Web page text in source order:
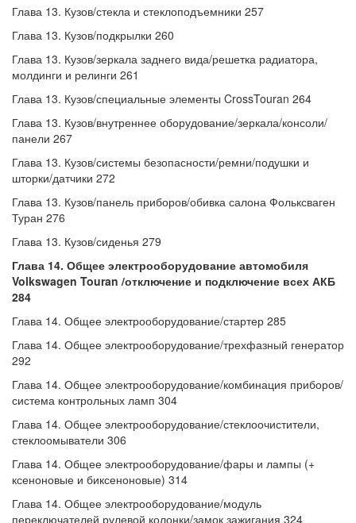
Глава 13. Кузов/стекла и стеклоподъемники 257
Глава 13. Кузов/подкрылки 260
Глава 13. Кузов/зеркала заднего вида/решетка радиатора,
молдинги и релинги 261
Глава 13. Кузов/специальные элементы CrossTouran 264
Глава 13. Кузов/внутреннее оборудование/зеркала/консоли/
панели 267
Глава 13. Кузов/системы безопасности/ремни/подушки и
шторки/датчики 272
Глава 13. Кузов/панель приборов/обивка салона Фольксваген
Туран 276
Глава 13. Кузов/сиденья 279
Глава 14. Общее электрооборудование автомобиля
Volkswagen Touran /отключение и подключение всех АКБ
284
Глава 14. Общее электрооборудование/стартер 285
Глава 14. Общее электрооборудование/трехфазный генератор
292
Глава 14. Общее электрооборудование/комбинация приборов/
система контрольных ламп 304
Глава 14. Общее электрооборудование/стеклоочистители,
стеклоомыватели 306
Глава 14. Общее электрооборудование/фары и лампы (+
ксеноновые и биксеноновые) 314
Глава 14. Общее электрооборудование/модуль
переключателей рулевой колонки/замок зажигания 324